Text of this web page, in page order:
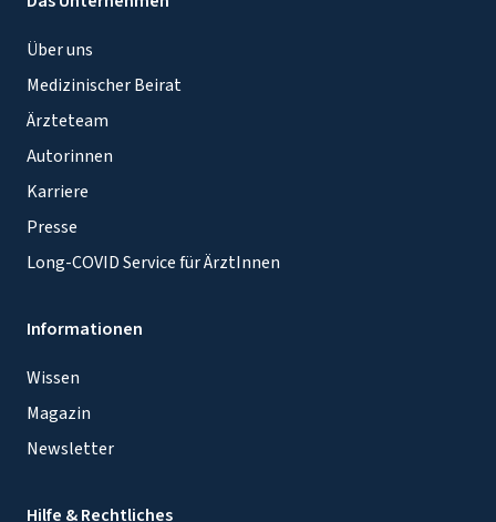
Über uns
Medizinischer Beirat
Ärzteteam
Autorinnen
Karriere
Presse
Long-COVID Service für ÄrztInnen
Informationen
Wissen
Magazin
Newsletter
Hilfe & Rechtliches